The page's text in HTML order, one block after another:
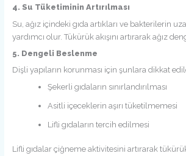
4. Su Tüketiminin Artırılması
Su, ağız içindeki gıda artıkları ve bakterilerin
yardımcı olur. Tükürük akışını artırarak ağız
5. Dengeli Beslenme
Dişli yapıların korunması için şunlara dikkat
Şekerli gıdaların sınırlandırılması
Asitli içeceklerin aşırı tüketilmemesi
Lifli gıdaların tercih edilmesi
Lifli gıdalar çiğneme aktivitesini artırarak tükürük